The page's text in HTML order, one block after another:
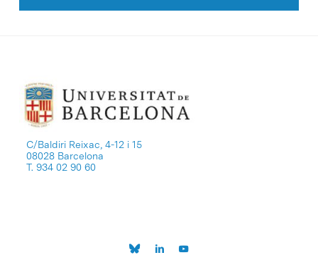
C/Baldiri Reixac, 4-12 i 15
08028 Barcelona
T. 934 02 90 60